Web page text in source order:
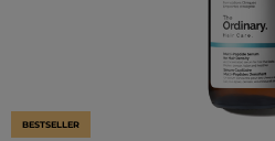
BESTSELLER